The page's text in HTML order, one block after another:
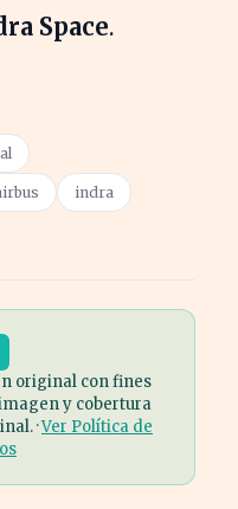
Space.
indra
original con fines
y cobertura
·Ver Política de